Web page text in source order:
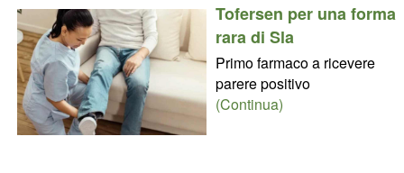
Tofersen per una forma
rara di Sla
Primo farmaco a ricevere
parere positivo
(Continua)